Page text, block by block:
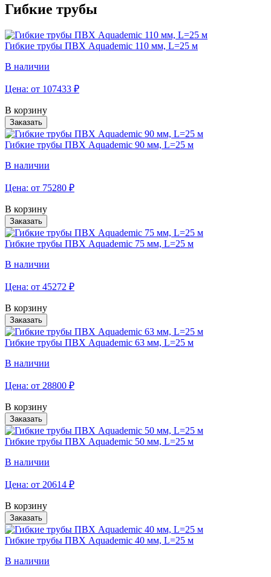
Гибкие трубы
Гибкие трубы ПВХ Aquademic 110 мм, L=25 м
В наличии
Цена: от 107433 ₽
В корзину
Заказать
Гибкие трубы ПВХ Aquademic 90 мм, L=25 м
В наличии
Цена: от 75280 ₽
В корзину
Заказать
Гибкие трубы ПВХ Aquademic 75 мм, L=25 м
В наличии
Цена: от 45272 ₽
В корзину
Заказать
Гибкие трубы ПВХ Aquademic 63 мм, L=25 м
В наличии
Цена: от 28800 ₽
В корзину
Заказать
Гибкие трубы ПВХ Aquademic 50 мм, L=25 м
В наличии
Цена: от 20614 ₽
В корзину
Заказать
Гибкие трубы ПВХ Aquademic 40 мм, L=25 м
В наличии